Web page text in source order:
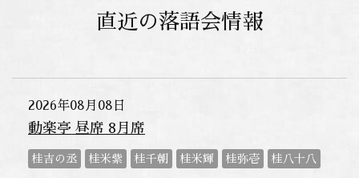
直近の落語会情報
2026年08月08日
動楽亭 昼席 8月席
桂吉の丞 桂米紫 桂千朝 桂米輝 桂弥壱 桂八十八